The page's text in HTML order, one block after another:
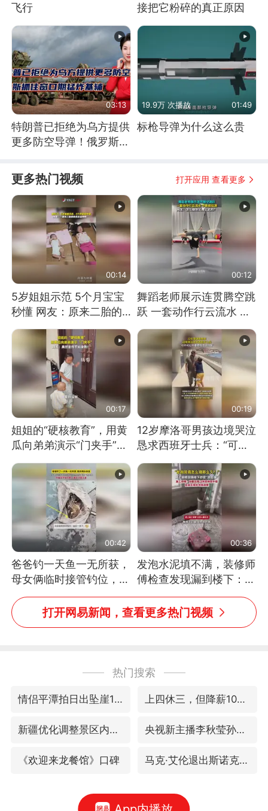
飞行
接把它粉碎的真正原因
03:13
特朗普已拒绝为乌方提供
更多防空导弹！俄罗斯抓
19.9万 次播放 01:49
标枪导弹为什么这么贵
更多热门视频 打开应用 查看更多
00:14
5岁姐姐示范 5个月宝宝
秒懂 网友：原来二胎的
快乐长这样
00:12
舞蹈老师展示连贯腾空跳
跃 一套动作行云流水 节
奏感拉满 网友：怎么做
到又舞又武的？
00:17
姐姐的“硬核教育”，用黄
瓜向弟弟演示“门夹手”，
网友：果然言传不如身
教！
00:19
12岁摩洛哥男孩边境哭泣
恳求西班牙士兵：“可不
可以不要把我遣返回国”
00:42
爸爸钓一天鱼一无所获，
母女俩临时接管钓位，用
玩具鱼竿钓上大鱼
00:36
发泡水泥填不满，装修师
傅检查发现漏到楼下：出
风口未延伸到外墙
打开网易新闻，查看更多热门视频
热门搜索
情侣平潭拍日出坠崖1死1伤 上四休三，但降薪1000元，你接受吗？
新疆优化调整景区内自驾服务费 央视新主播李秋莹孙亚鹏亮相
《欢迎来龙餐馆》口碑 马克·艾伦退出斯诺克中国公开赛